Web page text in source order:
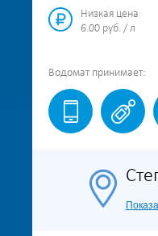
Низкая цена
6.00 руб. / л
Водомат принимает: